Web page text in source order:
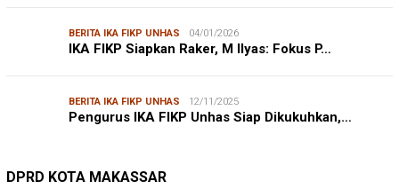
BERITA IKA FIKP UNHAS 04/01/2026
IKA FIKP Siapkan Raker, M Ilyas: Fokus P…
BERITA IKA FIKP UNHAS 12/11/2025
Pengurus IKA FIKP Unhas Siap Dikukuhkan,…
DPRD KOTA MAKASSAR
Kepuasan Publik Tinggi, Andi Makmur Nila…